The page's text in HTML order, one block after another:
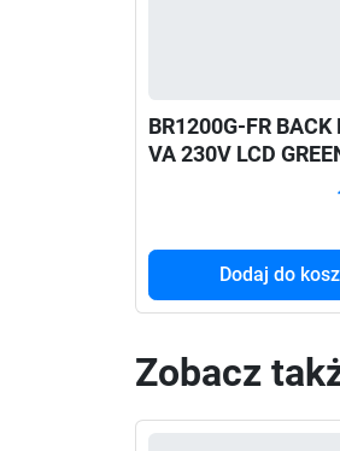
BR1200G-FR BACK
VA 230V LCD
Dodaj do
Zobacz